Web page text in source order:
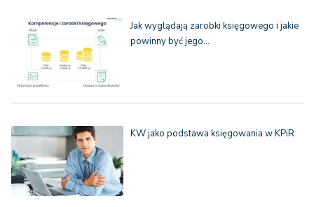
Jak wyglądają zarobki księgowego i jakie
powinny być jego…
KW jako podstawa księgowania w KPiR